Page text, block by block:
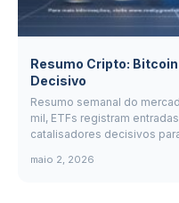
Resumo Cripto:
Decisivo
Resumo semanal do
mil, ETFs registram
catalisadores decisivos
maio 2, 2026